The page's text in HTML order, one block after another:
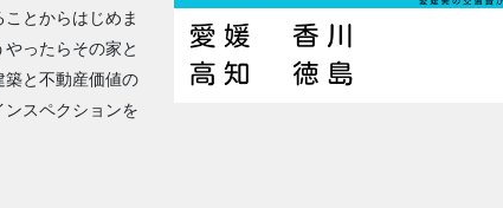
とからはじめま
ったらその家と
築と不動産価値の
スペクションを